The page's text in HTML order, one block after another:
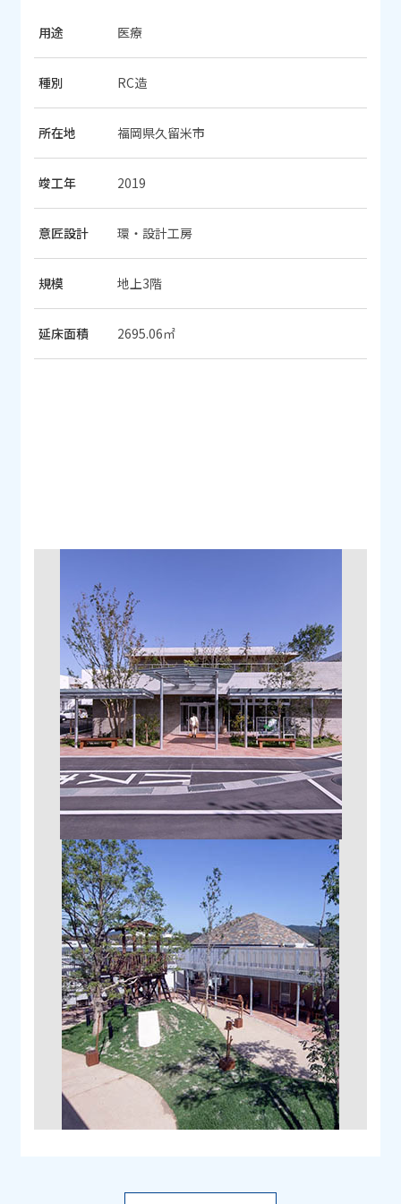
用途 医療
種別 RC造
所在地 福岡県久留米市
竣工年 2019
意匠設計 環・設計工房
規模 地上3階
延床面積 2695.06㎡